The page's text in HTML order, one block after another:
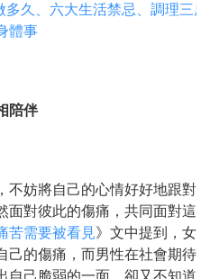
久、六大生活禁忌、調理三原
體事
陪伴
不妨將自己的心情好好地跟對
面對彼此的傷痛，共同面對這
苦需要被看見》文中提到，女
己的傷痛，而男性在社會期待
自己脆弱的一面，卻又不知道